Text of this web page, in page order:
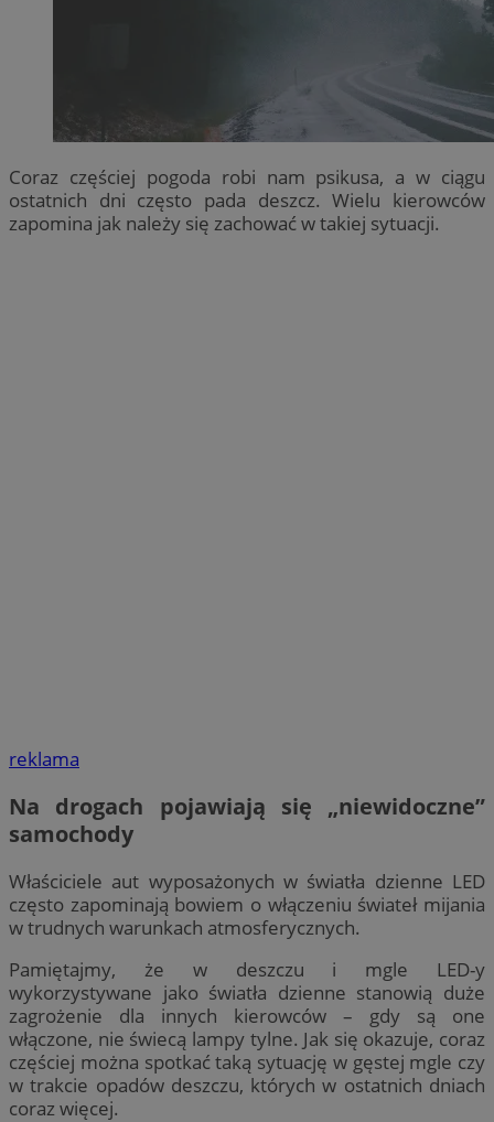
Coraz częściej pogoda robi nam psikusa, a w ciągu
ostatnich dni często pada deszcz. Wielu kierowców
zapomina jak należy się zachować w takiej sytuacji.
reklama
Na drogach pojawiają się „niewidoczne”
samochody
Właściciele aut wyposażonych w światła dzienne LED
często zapominają bowiem o włączeniu świateł mijania
w trudnych warunkach atmosferycznych.
Pamiętajmy, że w deszczu i mgle LED-y
wykorzystywane jako światła dzienne stanowią duże
zagrożenie dla innych kierowców – gdy są one
włączone, nie świecą lampy tylne. Jak się okazuje, coraz
częściej można spotkać taką sytuację w gęstej mgle czy
w trakcie opadów deszczu, których w ostatnich dniach
coraz więcej.